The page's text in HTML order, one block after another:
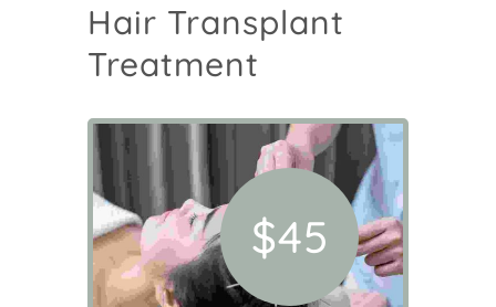
Hair Transplant
Treatment
$45